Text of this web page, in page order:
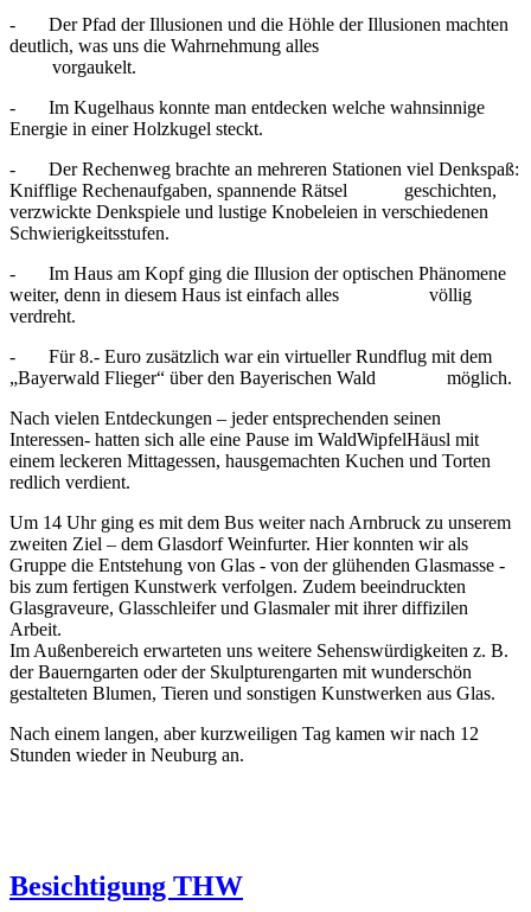
- Der Pfad der Illusionen und die Höhle der Illusionen machten
deutlich, was uns die Wahrnehmung alles
vorgaukelt.
- Im Kugelhaus konnte man entdecken welche wahnsinnige
Energie in einer Holzkugel steckt.
- Der Rechenweg brachte an mehreren Stationen viel Denkspaß:
Knifflige Rechenaufgaben, spannende Rätsel geschichten,
verzwickte Denkspiele und lustige Knobeleien in verschiedenen
Schwierigkeitsstufen.
- Im Haus am Kopf ging die Illusion der optischen Phänomene
weiter, denn in diesem Haus ist einfach alles völlig
verdreht.
- Für 8.- Euro zusätzlich war ein virtueller Rundflug mit dem
„Bayerwald Flieger“ über den Bayerischen Wald möglich.
Nach vielen Entdeckungen – jeder entsprechenden seinen
Interessen- hatten sich alle eine Pause im WaldWipfelHäusl mit
einem leckeren Mittagessen, hausgemachten Kuchen und Torten
redlich verdient.
Um 14 Uhr ging es mit dem Bus weiter nach Arnbruck zu unserem
zweiten Ziel – dem Glasdorf Weinfurter. Hier konnten wir als
Gruppe die Entstehung von Glas - von der glühenden Glasmasse -
bis zum fertigen Kunstwerk verfolgen. Zudem beeindruckten
Glasgraveure, Glasschleifer und Glasmaler mit ihrer diffizilen
Arbeit.
Im Außenbereich erwarteten uns weitere Sehenswürdigkeiten z. B.
der Bauerngarten oder der Skulpturengarten mit wunderschön
gestalteten Blumen, Tieren und sonstigen Kunstwerken aus Glas.
Nach einem langen, aber kurzweiligen Tag kamen wir nach 12
Stunden wieder in Neuburg an.
Besichtigung THW